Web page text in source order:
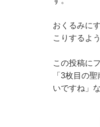
おくるみに
こりするよ
この投稿に
「3枚目の
いですね」